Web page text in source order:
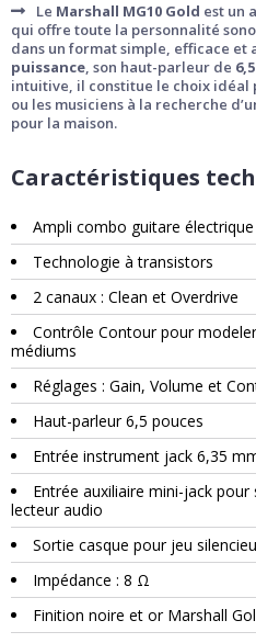
Le Marshall MG10 Gold est un
qui offre toute la personnalité
dans un format simple, efficace et
puissance, son haut-parleur de
intuitive, il constitue le choix
ou les musiciens à la recherche
pour la maison.
Caractéristiques
Ampli combo guitare
Technologie à transistors
2 canaux : Clean et Overdrive
Contrôle Contour pour
médiums
Réglages : Gain, Volume et
Haut-parleur 6,5 pouces
Entrée instrument jack 6,35
Entrée auxiliaire mini-jack
lecteur audio
Sortie casque pour jeu
Impédance : 8 Ω
Finition noire et or Marshall